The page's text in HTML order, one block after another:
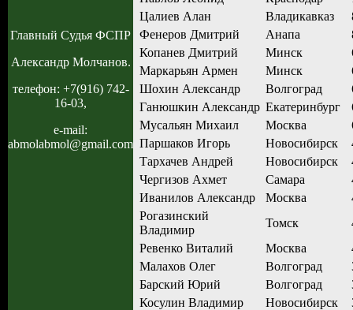
Главный Судья ФСПР
Александр Молчанов.
телефон: +7(916) 742-
16-03,
e-mail:
abmolabmol@gmail.com
Цалиев Алан
Владикавказ
Фенеров Дмитрий
Анапа
Копанев Дмитрий
Минск
Маркарьян Армен
Минск
Шохин Александр
Волгоград
Ганюшкин Александр Екатеринбург
Мусальян Михаил
Москва
Паршаков Игорь
Новосибирск
Тархачев Андрей
Новосибирск
Чергизов Ахмет
Самара
Иванилов Александр
Москва
Рогазинский
Владимир
Томск
Ревенко Виталий
Москва
Малахов Олег
Волгоград
Барский Юрий
Волгоград
Косулин Владимир
Новосибирск